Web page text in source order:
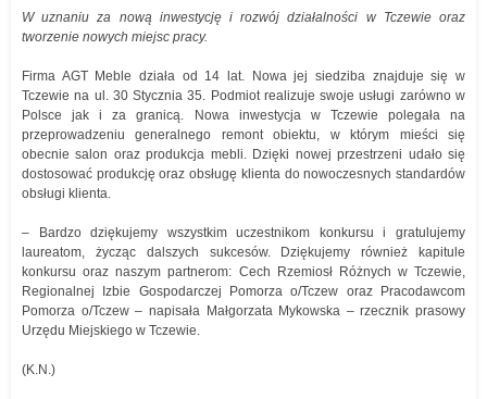
W uznaniu za nową inwestycję i rozwój działalności w Tczewie oraz
tworzenie nowych miejsc pracy.
Firma AGT Meble działa od 14 lat. Nowa jej siedziba znajduje się w
Tczewie na ul. 30 Stycznia 35. Podmiot realizuje swoje usługi zarówno w
Polsce jak i za granicą. Nowa inwestycja w Tczewie polegała na
przeprowadzeniu generalnego remont obiektu, w którym mieści się
obecnie salon oraz produkcja mebli. Dzięki nowej przestrzeni udało się
dostosować produkcję oraz obsługę klienta do nowoczesnych standardów
obsługi klienta.
– Bardzo dziękujemy wszystkim uczestnikom konkursu i gratulujemy
laureatom, życząc dalszych sukcesów. Dziękujemy również kapitule
konkursu oraz naszym partnerom: Cech Rzemiosł Różnych w Tczewie,
Regionalnej Izbie Gospodarczej Pomorza o/Tczew oraz Pracodawcom
Pomorza o/Tczew – napisała Małgorzata Mykowska – rzecznik prasowy
Urzędu Miejskiego w Tczewie.
(K.N.)